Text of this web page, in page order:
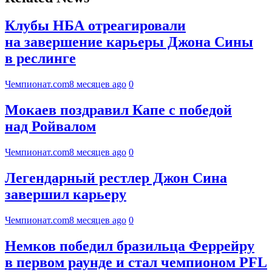
Клубы НБА отреагировали
на завершение карьеры Джона Сины
в реслинге
Чемпионат.com8 месяцев ago 0
Мокаев поздравил Капе с победой
над Ройвалом
Чемпионат.com8 месяцев ago 0
Легендарный рестлер Джон Сина
завершил карьеру
Чемпионат.com8 месяцев ago 0
Немков победил бразильца Феррейру
в первом раунде и стал чемпионом PFL